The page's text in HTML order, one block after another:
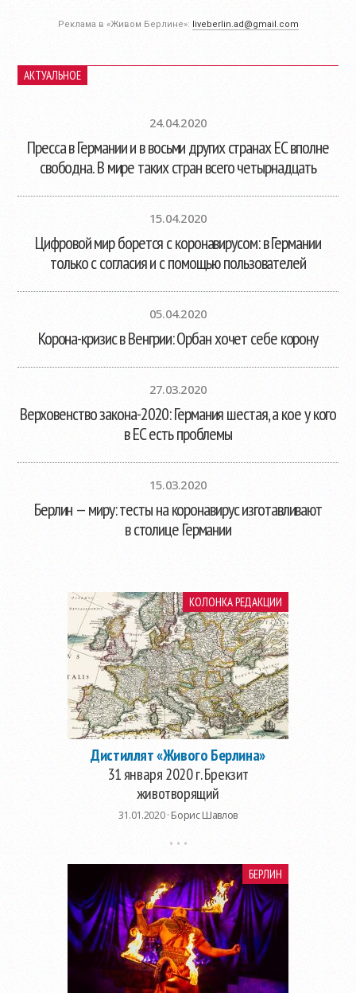
Реклама в «Живом Берлине»: liveberlin.ad@gmail.com
АКТУАЛЬНОЕ
24.04.2020
Пресса в Германии и в восьми других странах ЕС вполне
свободна. В мире таких стран всего четырнадцать
15.04.2020
Цифровой мир борется с коронавирусом: в Германии
только с согласия и с помощью пользователей
05.04.2020
Корона-кризис в Венгрии: Орбан хочет себе корону
27.03.2020
Верховенство закона-2020: Германия шестая, а кое у кого
в ЕС есть проблемы
15.03.2020
Берлин — миру: тесты на коронавирус изготавливают
в столице Германии
КОЛОНКА РЕДАКЦИИ
Дистиллят «Живого Берлина»
31 января 2020 г. Брекзит
животворящий
31.01.2020 ·Борис Шавлов
БЕРЛИН